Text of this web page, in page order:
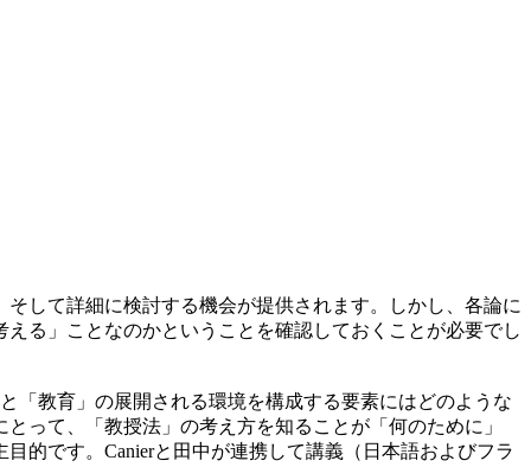
して詳細に検討する機会が提供されます。しかし、各論に
る」ことなのかということを確認しておくことが必要でし
「教育」の展開される環境を構成する要素にはどのような
って、「教授法」の考え方を知ることが「何のために」
的です。Canierと田中が連携して講義（日本語およびフラ